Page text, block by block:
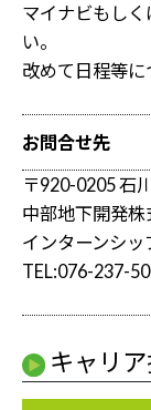
マイナビもし
い。
改めて日程等に
お問合せ先
〒920-0205 石
中部地下開発
インターンシ
TEL:076-237-
キャリア